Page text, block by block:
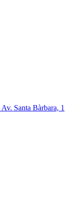
Av. Santa Bàrbara, 1